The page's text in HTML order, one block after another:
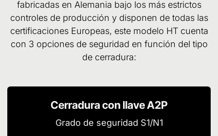
fabricadas en Alemania bajo los más estrictos
controles de producción y disponen de todas las
certificaciones Europeas, este modelo HT cuenta
con 3 opciones de seguridad en función del tipo
de cerradura:
Cerradura con llave A2P
Grado de seguridad S1/N1